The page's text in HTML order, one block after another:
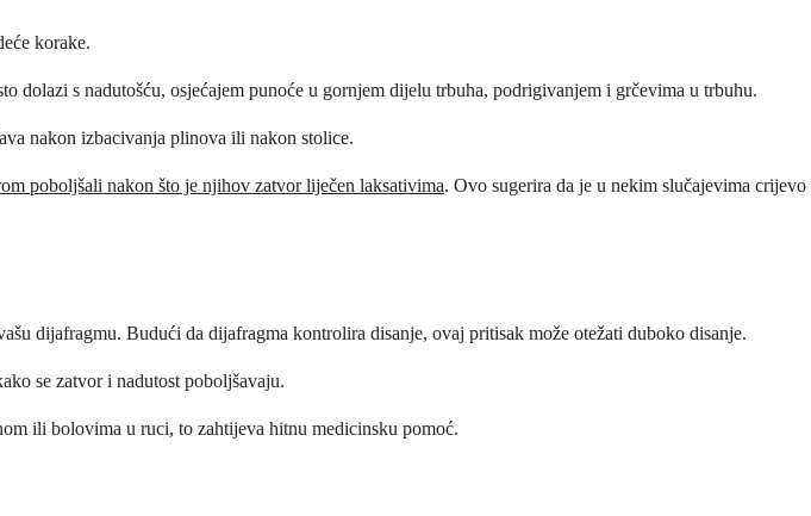
korake.
s nadutošću, osjećajem punoće u gornjem dijelu trbuha, podrigivanjem i grčevima u trbuhu.
nakon izbacivanja plinova ili nakon stolice.
poboljšali nakon što je njihov zatvor liječen laksativima. Ovo sugerira da je u nekim slučajevima crijevo
dijafragmu. Budući da dijafragma kontrolira disanje, ovaj pritisak može otežati duboko disanje.
se zatvor i nadutost poboljšavaju.
ili bolovima u ruci, to zahtijeva hitnu medicinsku pomoć.